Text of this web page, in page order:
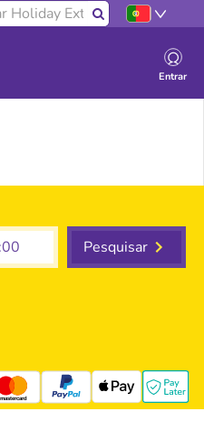
Entrar
em nosso sitePesquisar
Pesquisar
mastercard